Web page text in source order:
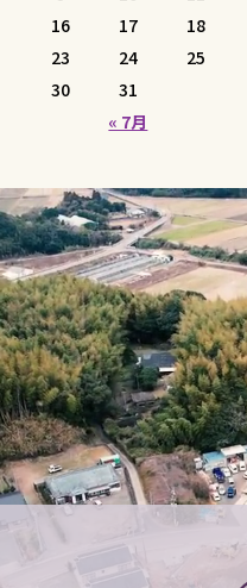
« 7月
16
17 18
23
24 25
30
31